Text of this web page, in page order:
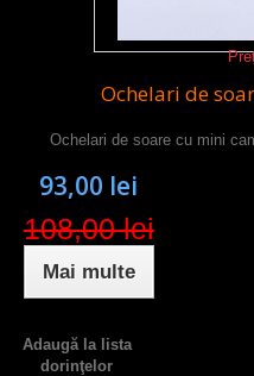
Ochelari de
Ochelari de soare cu mini
93,00 lei
108,00 lei
Mai multe
Adaugă la lista
dorinţelor